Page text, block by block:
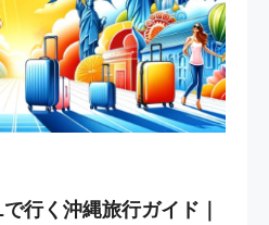
行く沖縄旅行ガイド｜